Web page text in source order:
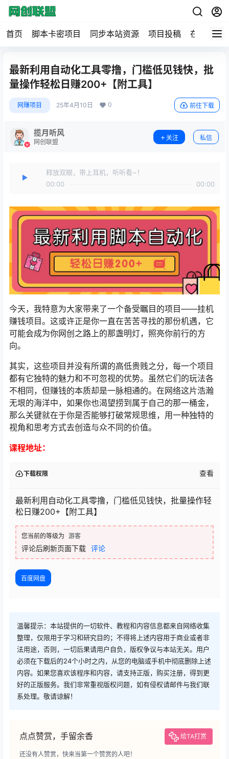
首页 脚本卡密项目 同步本站资源 项目投稿 在线工具
最新利用自动化工具零撸，门槛低见钱快，批
量操作轻松日赚200+【附工具】
网赚项目 25年4月10日 0 前往下载
揽月听风
网创联盟
关注 私信
释放双眼，带上耳机，听听看~！
00:00
00:00
今天，我特意为大家带来了一个备受瞩目的项目——挂机
赚钱项目。这或许正是你一直在苦苦寻找的那份机遇，它
可能会成为你网创之路上的那盏明灯，照亮你前行的方
向。
其实，这些项目并没有所谓的高低贵贱之分，每一个项目
都有它独特的魅力和不可忽视的优势。虽然它们的玩法各
不相同，但赚钱的本质却是一脉相通的。在网络这片浩瀚
无垠的海洋中，如果你也渴望捞到属于自己的那一桶金，
那么关键就在于你是否能够打破常规思维，用一种独特的
视角和思考方式去创造与众不同的价值。
课程地址：
下载权限 查看
最新利用自动化工具零撸，门槛低见钱快，批量操作轻
松日赚200+【附工具】
您当前的等级为 游客
评论后刷新页面下载 评论
百度网盘
温馨提示：本站提供的一切软件、教程和内容信息都来自网络收集
整理，仅限用于学习和研究目的；不得将上述内容用于商业或者非
法用途，否则，一切后果请用户自负，版权争议与本站无关。用户
必须在下载后的24个小时之内，从您的电脑或手机中彻底删除上述
内容。如果您喜欢该程序和内容，请支持正版，购买注册，得到更
好的正版服务。我们非常重视版权问题，如有侵权请邮件与我们联
系处理。敬请谅解！
点点赞赏，手留余香 给TA打赏
还没有人赞赏，快来当第一个赞赏的人吧！